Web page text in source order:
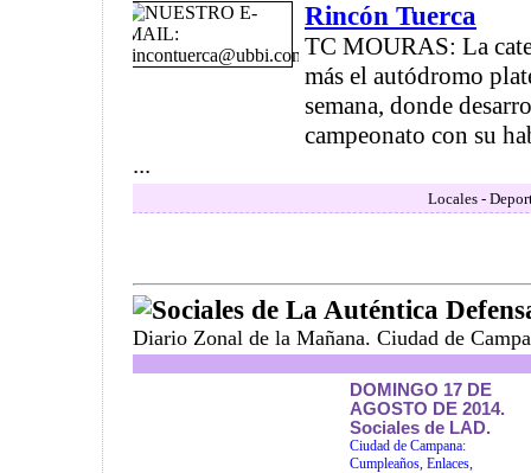
Rincón Tuerca
TC MOURAS: La
más el autódromo
semana, donde
campeonato con su
...
Locales -
Sociales de La Auténtica
Diario Zonal de la Mañana. Ciudad de
DOMINGO 17 DE
AGOSTO DE 2014.
Sociales de LAD.
Ciudad de Campana:
Cumpleaños, Enlaces,